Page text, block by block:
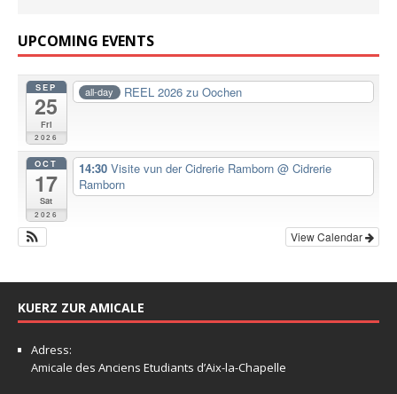
UPCOMING EVENTS
SEP
25
Fri
2026
all-day REEL 2026 zu Oochen
OCT
17
Sat
2026
14:30 Visite vun der Cidrerie Ramborn @ Cidrerie
Ramborn
View Calendar
KUERZ ZUR AMICALE
Adress:
Amicale des Anciens Etudiants d’Aix-la-Chapelle